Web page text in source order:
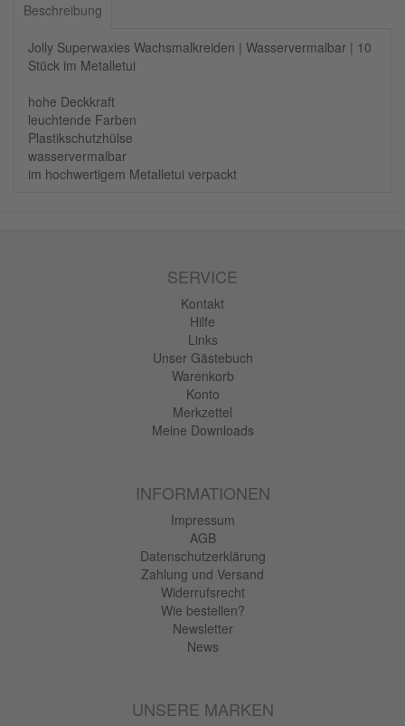
Beschreibung
Jolly Superwaxies Wachsmalkreiden | Wasservermalbar | 10
Stück im Metalletui
hohe Deckkraft
leuchtende Farben
Plastikschutzhülse
wasservermalbar
im hochwertigem Metalletui verpackt
SERVICE
Kontakt
Hilfe
Links
Unser Gästebuch
Warenkorb
Konto
Merkzettel
Meine Downloads
INFORMATIONEN
Impressum
AGB
Datenschutzerklärung
Zahlung und Versand
Widerrufsrecht
Wie bestellen?
Newsletter
News
UNSERE MARKEN